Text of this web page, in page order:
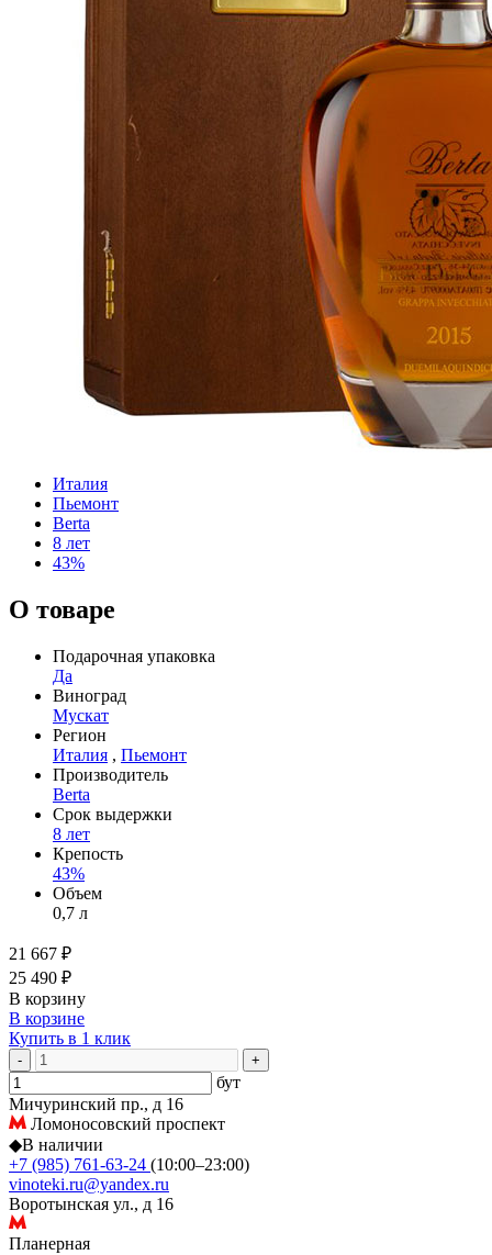
Италия
Пьемонт
Berta
8 лет
43%
О товаре
Подарочная упаковка
Да
Виноград
Мускат
Регион
Италия , Пьемонт
Производитель
Berta
Срок выдержки
8 лет
Крепость
43%
Объем
0,7 л
21 667 ₽
25 490 ₽
В корзину
В корзине
Купить в 1 клик
- +
бут
Мичуринский пр., д 16
Ломоносовский проспект
◆В наличии
+7 (985) 761-63-24 (10:00–23:00)
vinoteki.ru@yandex.ru
Воротынская ул., д 16
Планерная